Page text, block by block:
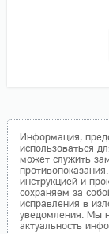
Информация,
использоваться
может служить
инструкцией и
сохраняем за
исправления в
уведомления. Мы
актуальность